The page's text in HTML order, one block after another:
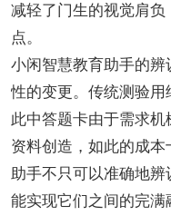
减轻了门生的视觉肩
点。
小闲智慧教育助手的
性的变更。传统测验用
此中答题卡由于需求
资料创造，如此的成
助手不只可以准确地
能实现它们之间的完满